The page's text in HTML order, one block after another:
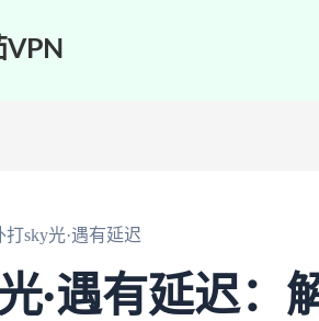
打sky光·遇有延迟
·遇有延迟：